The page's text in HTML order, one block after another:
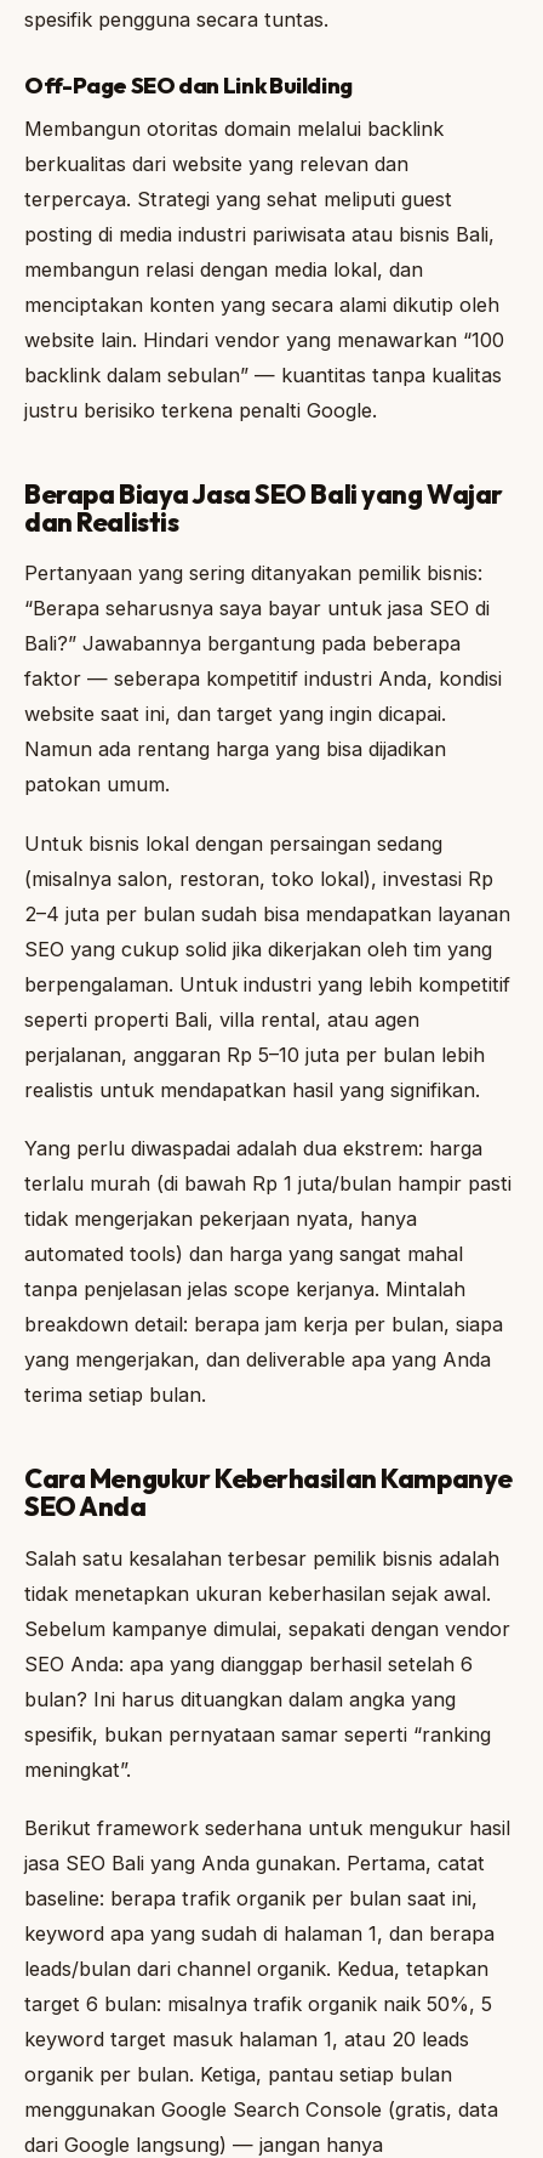
spesifik pengguna secara tuntas.
Off-Page SEO dan Link Building
Membangun otoritas domain melalui backlink
berkualitas dari website yang relevan dan
terpercaya. Strategi yang sehat meliputi guest
posting di media industri pariwisata atau bisnis Bali,
membangun relasi dengan media lokal, dan
menciptakan konten yang secara alami dikutip oleh
website lain. Hindari vendor yang menawarkan “100
backlink dalam sebulan” — kuantitas tanpa kualitas
justru berisiko terkena penalti Google.
Berapa Biaya Jasa SEO Bali yang Wajar
dan Realistis
Pertanyaan yang sering ditanyakan pemilik bisnis:
“Berapa seharusnya saya bayar untuk jasa SEO di
Bali?” Jawabannya bergantung pada beberapa
faktor — seberapa kompetitif industri Anda, kondisi
website saat ini, dan target yang ingin dicapai.
Namun ada rentang harga yang bisa dijadikan
patokan umum.
Untuk bisnis lokal dengan persaingan sedang
(misalnya salon, restoran, toko lokal), investasi Rp
2–4 juta per bulan sudah bisa mendapatkan layanan
SEO yang cukup solid jika dikerjakan oleh tim yang
berpengalaman. Untuk industri yang lebih kompetitif
seperti properti Bali, villa rental, atau agen
perjalanan, anggaran Rp 5–10 juta per bulan lebih
realistis untuk mendapatkan hasil yang signifikan.
Yang perlu diwaspadai adalah dua ekstrem: harga
terlalu murah (di bawah Rp 1 juta/bulan hampir pasti
tidak mengerjakan pekerjaan nyata, hanya
automated tools) dan harga yang sangat mahal
tanpa penjelasan jelas scope kerjanya. Mintalah
breakdown detail: berapa jam kerja per bulan, siapa
yang mengerjakan, dan deliverable apa yang Anda
terima setiap bulan.
Cara Mengukur Keberhasilan Kampanye
SEO Anda
Salah satu kesalahan terbesar pemilik bisnis adalah
tidak menetapkan ukuran keberhasilan sejak awal.
Sebelum kampanye dimulai, sepakati dengan vendor
SEO Anda: apa yang dianggap berhasil setelah 6
bulan? Ini harus dituangkan dalam angka yang
spesifik, bukan pernyataan samar seperti “ranking
meningkat”.
Berikut framework sederhana untuk mengukur hasil
jasa SEO Bali yang Anda gunakan. Pertama, catat
baseline: berapa trafik organik per bulan saat ini,
keyword apa yang sudah di halaman 1, dan berapa
leads/bulan dari channel organik. Kedua, tetapkan
target 6 bulan: misalnya trafik organik naik 50%, 5
keyword target masuk halaman 1, atau 20 leads
organik per bulan. Ketiga, pantau setiap bulan
menggunakan Google Search Console (gratis, data
dari Google langsung) — jangan hanya